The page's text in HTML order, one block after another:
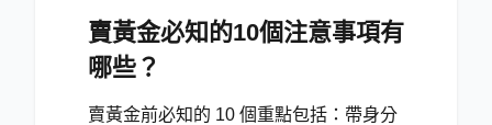
賣黃金必知的10個注意事項有
哪些？
賣黃金前必知的 10 個重點包括：帶身分